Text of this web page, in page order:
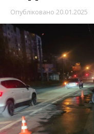
Опубліковано 20.01.2025